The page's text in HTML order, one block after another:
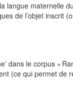
langue maternelle du
de l’objet inscrit
dans le corpus «
(ce qui permet de